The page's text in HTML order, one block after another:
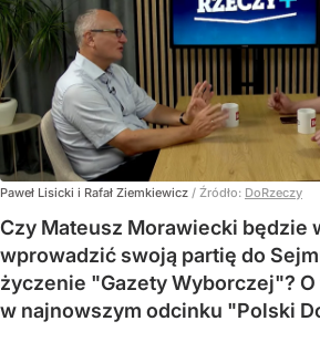
Paweł Lisicki i Rafał Ziemkiewicz / Źródło: DoRzeczy
Czy Mateusz Morawiecki będzie
wprowadzić swoją partię do
życzenie "Gazety Wyborczej"? O
w najnowszym odcinku "Polski